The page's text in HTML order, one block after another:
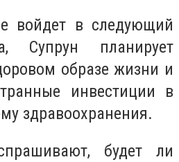
войдет в следующий
Супрун планирует
образе жизни и
инвестиции в
здравоохранения.
будет ли